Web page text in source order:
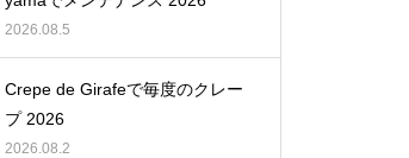
2026.08.5
Crepe de Girafeで毎度のクレー
プ 2026
2026.08.2